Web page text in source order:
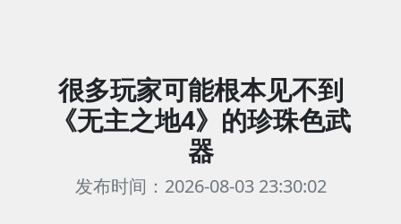
很多玩家可能根本见不到
《无主之地4》的珍珠色武
器
发布时间：2026-08-03 23:30:02